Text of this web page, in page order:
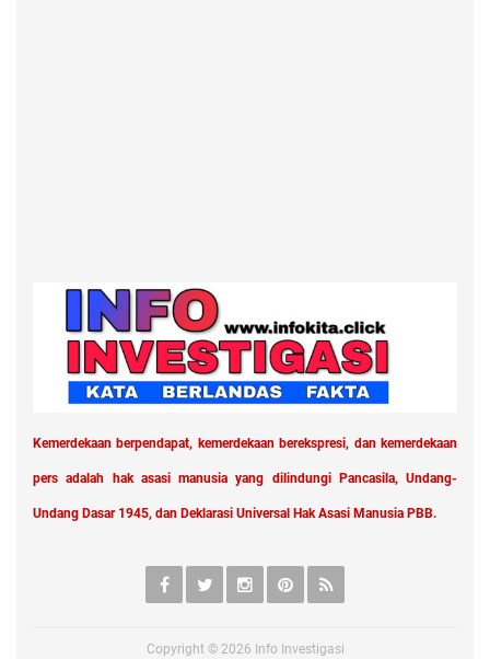
Kemerdekaan berpendapat, kemerdekaan berekspresi, dan kemerdekaan
pers adalah hak asasi manusia yang dilindungi Pancasila, Undang-
Undang Dasar 1945, dan Deklarasi Universal Hak Asasi Manusia PBB.
Copyright © 2026 Info Investigasi